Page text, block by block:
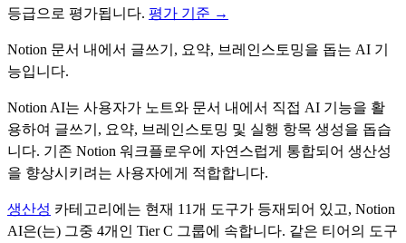
등급으로 평가됩니다. 평가 기준 →
Notion 문서 내에서 글쓰기, 요약, 브레인스토밍을 돕는 AI 기
능입니다.
Notion AI는 사용자가 노트와 문서 내에서 직접 AI 기능을 활
용하여 글쓰기, 요약, 브레인스토밍 및 실행 항목 생성을 돕습
니다. 기존 Notion 워크플로우에 자연스럽게 통합되어 생산성
을 향상시키려는 사용자에게 적합합니다.
생산성 카테고리에는 현재 11개 도구가 등재되어 있고, Notion
AI은(는) 그중 4개인 TierC 그룹에 속합니다. 같은 티어의 도구